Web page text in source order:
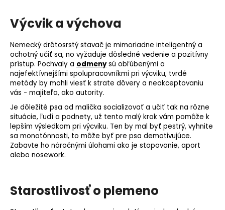
Výcvik a výchova
Nemecký drôtosrstý stavač je mimoriadne inteligentný a
ochotný učiť sa, no vyžaduje dôsledné vedenie a pozitívny
prístup. Pochvaly a odmenysú obľúbenými a
najefektívnejšími spolupracovníkmi pri výcviku, tvrdé
metódy by mohli viesť k strate dôvery a neakceptovaniu
vás - majiteľa, ako autority.
Je dôležité psa od malička socializovať a učiť tak na rôzne
situácie, ľudí a podnety, už tento malý krok vám pomôže k
lepším výsledkom pri výcviku. Ten by mal byť pestrý, vyhnite
sa monotónnosti, to môže byť pre psa demotivujúce.
Zabavte ho náročnými úlohami ako je stopovanie, aport
alebo nosework.
Starostlivosť o plemeno